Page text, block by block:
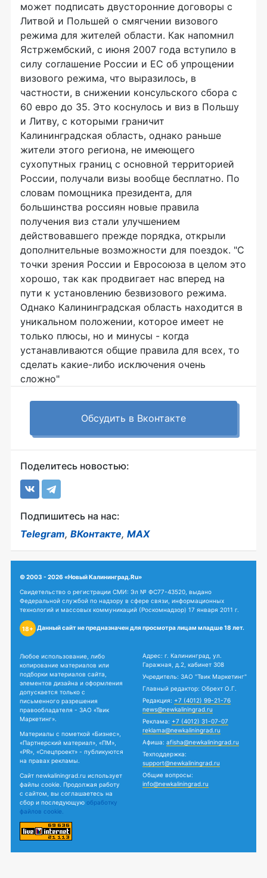
может подписать двусторонние договоры с
Литвой и Польшей о смягчении визового
режима для жителей области. Как напомнил
Ястржембский, с июня 2007 года вступило в
силу соглашение России и ЕС об упрощении
визового режима, что выразилось, в
частности, в снижении консульского сбора с
60 евро до 35. Это коснулось и виз в Польшу
и Литву, с которыми граничит
Калининградская область, однако раньше
жители этого региона, не имеющего
сухопутных границ с основной территорией
России, получали визы вообще бесплатно. По
словам помощника президента, для
большинства россиян новые правила
получения виз стали улучшением
действовавшего прежде порядка, открыли
дополнительные возможности для поездок. "С
точки зрения России и Евросоюза в целом это
хорошо, так как продвигает нас вперед на
пути к установлению безвизового режима.
Однако Калининградская область находится в
уникальном положении, которое имеет не
только плюсы, но и минусы - когда
устанавливаются общие правила для всех, то
сделать какие-либо исключения очень
сложно"
Обсудить в Вконтакте
Поделитесь новостью:
Подпишитесь на нас:
Telegram, ВКонтакте, MAX
© 2003 - 2026 «Новый Калининград.Ru»
Свидетельство о регистрации СМИ: Эл № ФС77-43520, выдано
Федеральной службой по надзору в сфере связи, информационных
технологий и массовых коммуникаций (Роскомнадзор) 17 января 2011 г.
18+ Данный сайт не предназначен для просмотра лицам младше 18 лет.
Любое использование, либо
копирование материалов или
подборки материалов сайта,
элементов дизайна и оформления
допускается только с
письменного разрешения
правообладателя - ЗАО «Твик
Маркетинг».
Материалы с пометкой «Бизнес»,
«Партнерский материал», «ПМ»,
«PR», «Спецпроект» - публикуются
на правах рекламы.
Сайт newkaliningrad.ru использует
файлы cookie. Продолжая работу
с сайтом, вы соглашаетесь на
сбор и последующую обработку
файлов cookie.
Адрес: г. Калининград, ул.
Гаражная, д.2, кабинет 308
Учредитель: ЗАО "Твик Маркетинг"
Главный редактор: Обрехт О.Г.
Редакция: +7 (4012) 99-21-76
news@newkaliningrad.ru
Реклама: +7 (4012) 31-07-07
reklama@newkaliningrad.ru
Афиша: afisha@newkaliningrad.ru
Техподдержка:
support@newkaliningrad.ru
Общие вопросы:
info@newkaliningrad.ru